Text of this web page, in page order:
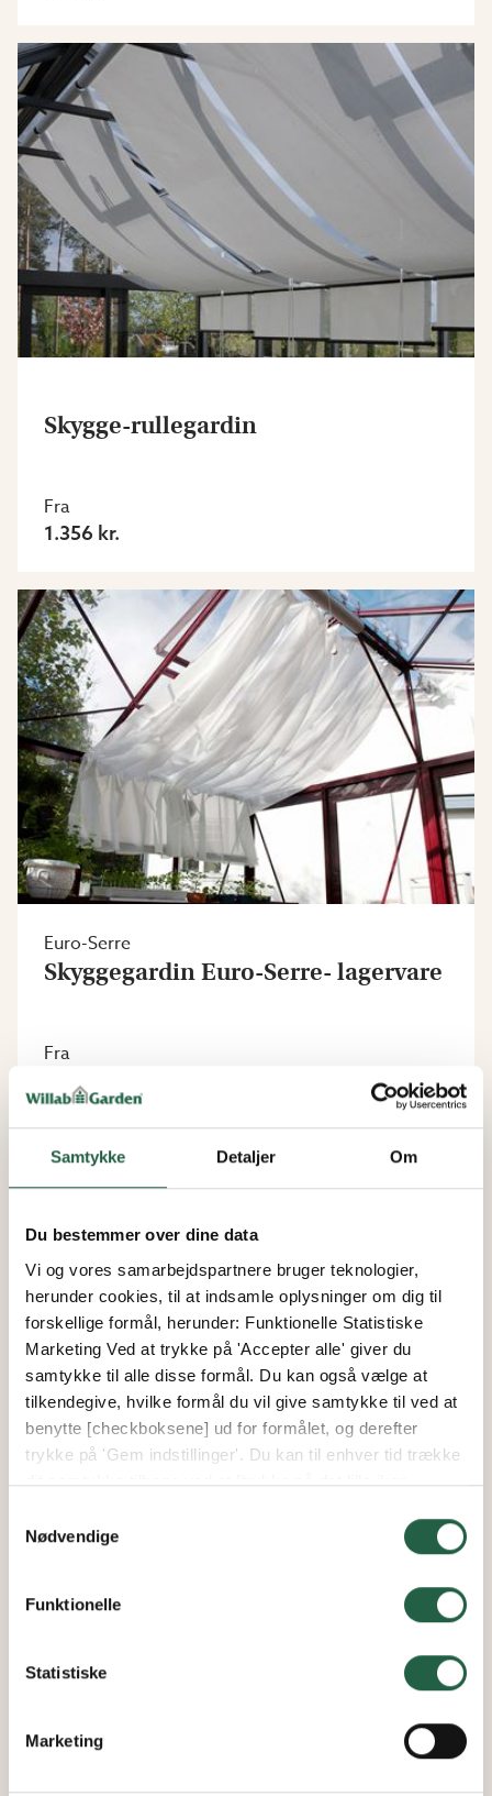
Samtykke Detaljer Om
Du bestemmer over dine data
Vi og vores samarbejdspartnere bruger teknologier,
herunder cookies, til at indsamle oplysninger om dig til
forskellige formål, herunder: Funktionelle Statistiske
Marketing Ved at trykke på 'Accepter alle' giver du
samtykke til alle disse formål. Du kan også vælge at
tilkendegive, hvilke formål du vil give samtykke til ved at
benytte [checkboksene] ud for formålet, og derefter
trykke på 'Gem indstillinger'. Du kan til enhver tid trække
dit samtykke tilbage ved at [trykke på det lille ikon
mere om vores brug af cookies og andre teknologier,
personlige oplysninger
Nødvendige
Funktionelle
Statistiske
Marketing
Skygge-rullegardin
Fra
1.356 kr.
Euro-Serre
Skyggegardin Euro-Serre- lagervare
Fra
2.316 kr.
Skyggegardin med aluminiumvæv
Fra